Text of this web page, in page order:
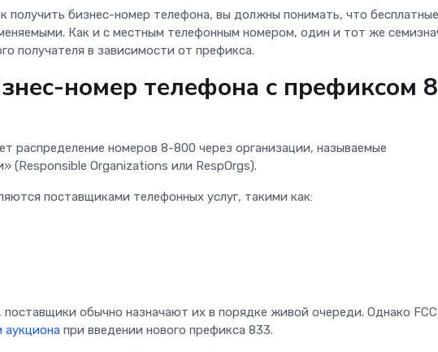
получить бизнес-номер телефона, вы должны понимать, что бесплатные
Как и с местным телефонным номером, один и тот же
получателя в зависимости от префикса.
номер телефона с префиксом
распределение номеров 8-800 через организации, называемые
(Responsible Organizations или RespOrgs).
поставщиками телефонных услуг, такими как:
обычно назначают их в порядке живой очереди. Однако FCC
при введении нового префикса 833.